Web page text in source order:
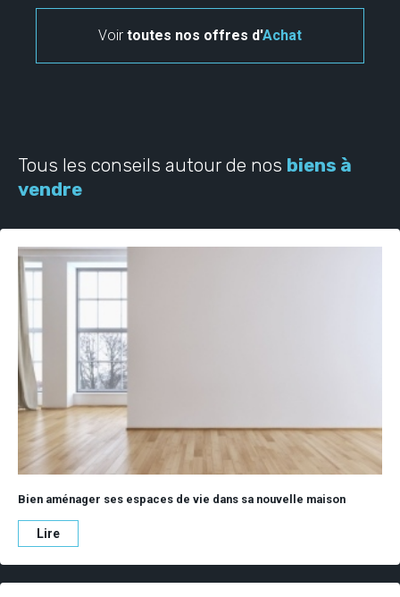
Voir toutes nos offres d'Achat
Tous les conseils autour de nos biens à
vendre
Bien aménager ses espaces de vie dans sa nouvelle maison
Lire